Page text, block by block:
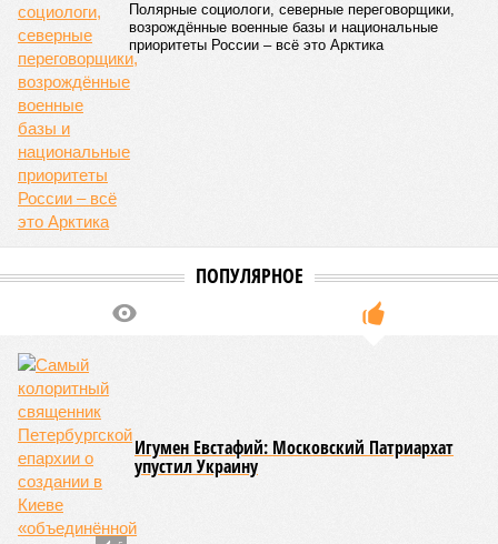
Полярные социологи, северные переговорщики,
возрождённые военные базы и национальные
приоритеты России – всё это Арктика
ПОПУЛЯРНОЕ
Игумен Евстафий: Московский Патриархат
упустил Украину